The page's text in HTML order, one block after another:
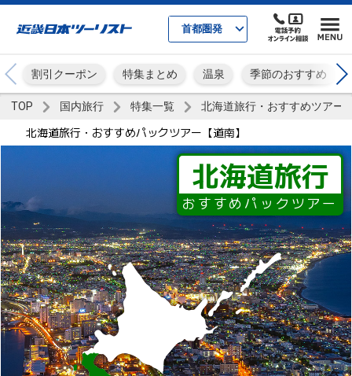
首都圏発
割引クーポン 特集まとめ 温泉 季節のおすすめ
TOP 国内旅行 特集一覧 北海道旅行・おすすめツアー
北海道旅行・おすすめパックツアー【道南】
北海道旅行
おすすめパックツアー